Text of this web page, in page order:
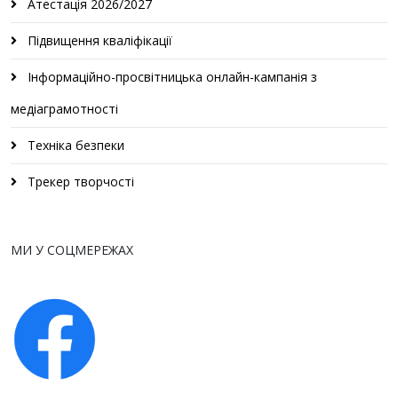
Атестація 2026/2027
Підвищення кваліфікації
Інформаційно-просвітницька онлайн-кампанія з
медіаграмотності
Техніка безпеки
Трекер творчості
МИ У СОЦМЕРЕЖАХ